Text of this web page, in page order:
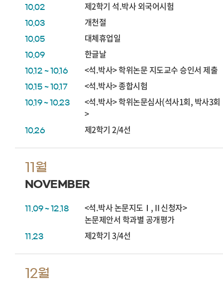
10.02 제2학기 석.박사 외국어시험
10.03 개천절
10.05 대체휴업일
10.09 한글날
10.12 ~ 10.16 <석.박사> 학위논문 지도교수 승인서 제출
10.15 ~ 10.17 <석.박사> 종합시험
10.19 ~ 10.23
<석.박사> 학위논문심사(석사1회, 박사3회
>
10.26 제2학기 2/4선
11월
NOVEMBER
11.09 ~ 12.18
<석.박사 논문지도Ⅰ,Ⅱ신청자>
논문제안서 학과별 공개평가
11.23 제2학기 3/4선
12월